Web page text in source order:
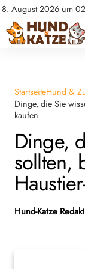
8. August 2026 um
Datenschutz
Impressum
Pferde
Ratgeber
StartseiteHund &
Dinge, die Sie
kaufen
Dinge,
sollten,
Hund-Katze